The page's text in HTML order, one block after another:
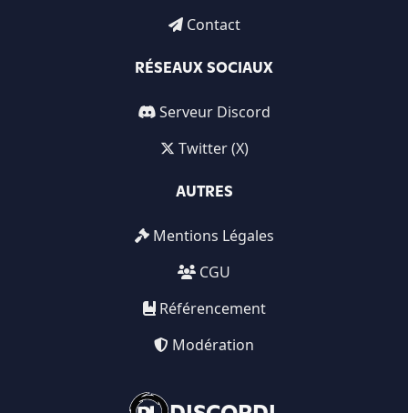
Contact
RÉSEAUX SOCIAUX
Serveur Discord
Twitter (X)
AUTRES
Mentions Légales
CGU
Référencement
Modération